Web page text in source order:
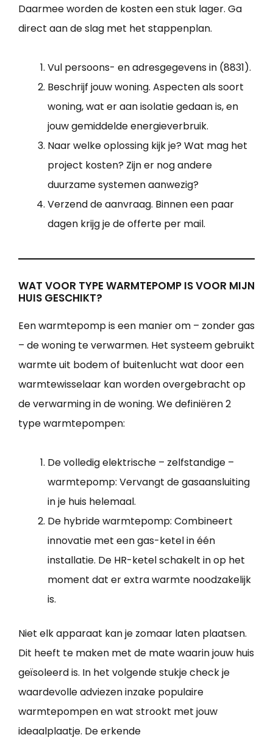
Daarmee worden de kosten een stuk lager. Ga
direct aan de slag met het stappenplan.
Vul persoons- en adresgegevens in (8831).
Beschrijf jouw woning. Aspecten als soort
woning, wat er aan isolatie gedaan is, en
jouw gemiddelde energieverbruik.
Naar welke oplossing kijk je? Wat mag het
project kosten? Zijn er nog andere
duurzame systemen aanwezig?
Verzend de aanvraag. Binnen een paar
dagen krijg je de offerte per mail.
WAT VOOR TYPE WARMTEPOMP IS VOOR MIJN
HUIS GESCHIKT?
Een warmtepomp is een manier om – zonder gas
– de woning te verwarmen. Het systeem gebruikt
warmte uit bodem of buitenlucht wat door een
warmtewisselaar kan worden overgebracht op
de verwarming in de woning. We definiëren 2
type warmtepompen:
De volledig elektrische – zelfstandige –
warmtepomp: Vervangt de gasaansluiting
in je huis helemaal.
De hybride warmtepomp: Combineert
innovatie met een gas-ketel in één
installatie. De HR-ketel schakelt in op het
moment dat er extra warmte noodzakelijk
is.
Niet elk apparaat kan je zomaar laten plaatsen.
Dit heeft te maken met de mate waarin jouw huis
geïsoleerd is. In het volgende stukje check je
waardevolle adviezen inzake populaire
warmtepompen en wat strookt met jouw
ideaalplaatje. De erkende